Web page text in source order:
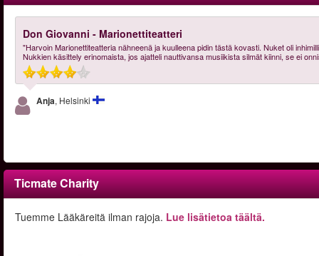
Don Giovanni - Marionettiteatteri
"Harvoin Marionettiteatteria nähneenä ja kuulleena pidin tästä kovasti. Nuket oli
Nukkien käsittely erinomaista, jos ajatteli nauttivansa musiikista silmät kiinni, se ei
Anja, Helsinki
Ticmate Charity
Tuemme Lääkäreitä ilman rajoja. Lue lisätietoa täältä.